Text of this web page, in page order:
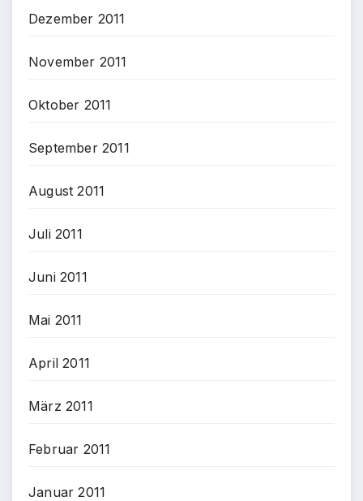
Dezember 2011
November 2011
Oktober 2011
September 2011
August 2011
Juli 2011
Juni 2011
Mai 2011
April 2011
März 2011
Februar 2011
Januar 2011